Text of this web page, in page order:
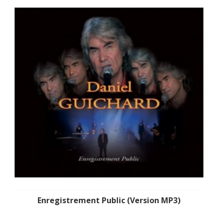
Enregistrement Public (Version MP3)